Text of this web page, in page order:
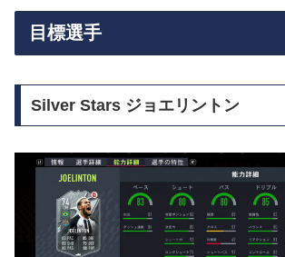
目標選手
Silver Stars ジョエリントン